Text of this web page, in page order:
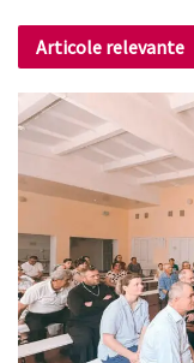
Articole relevante